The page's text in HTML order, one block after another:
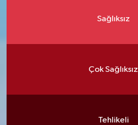
Sağlıksız
Çok Sağlıksız
Tehlikeli